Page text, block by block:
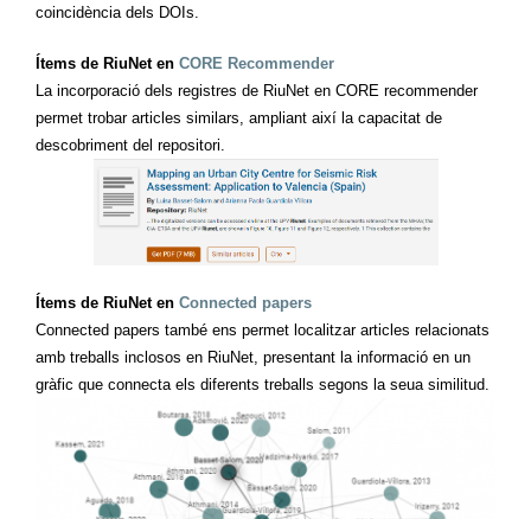
coincidència dels DOIs.
Ítems de RiuNet en CORE Recommender
La incorporació dels registres de RiuNet en CORE recommender
permet trobar articles similars, ampliant així la capacitat de
descobriment del repositori.
Ítems de RiuNet en Connected papers
Connected papers també ens permet localitzar articles relacionats
amb treballs inclosos en RiuNet, presentant la informació en un
gràfic que connecta els diferents treballs segons la seua similitud.